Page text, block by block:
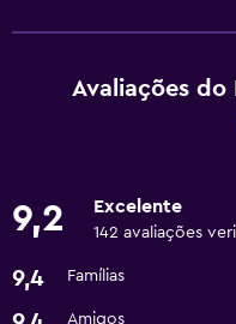
Restaurante
Lavandaria
Avaliações
9,2 Excelente
142 avaliações
9,4 Famílias
Amigos